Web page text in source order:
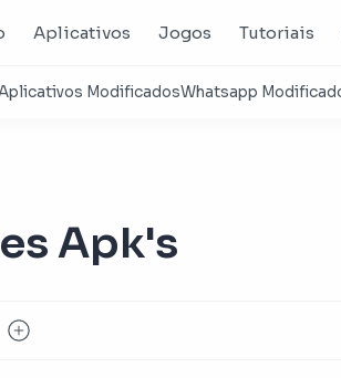
Aplicativos Jogos Tutoriais
Apk's